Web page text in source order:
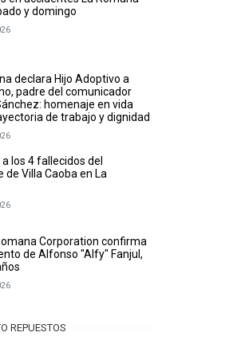
y domingo
declara Hijo Adoptivo a
padre del comunicador
homenaje en vida
de trabajo y dignidad
los 4 fallecidos del
de Villa Caoba en La
Corporation confirma
de Alfonso "Alfy" Fanjul,
REPUESTOS